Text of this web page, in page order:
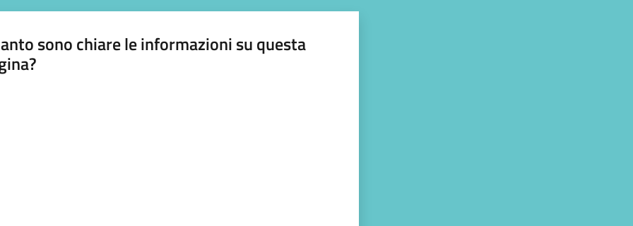
sono chiare le informazioni su questa